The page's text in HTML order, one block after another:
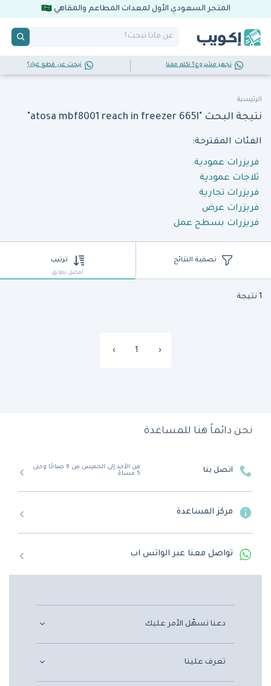
المتجر السعودي الأول لمعدات المطاعم والمقاهي
تجهز مشروع؟ تكلم معنا تبحث عن قطع غيار؟
الرئيسية
نتيجة البحث "atosa mbf8001 reach in freezer 665l"
الفئات المقترحة:
فريزرات عمودية
ثلاجات عمودية
فريزرات تجارية
فريزرات عرض
فريزرات بسطح عمل
تصفية النتائج ترتيب
أفضل تطابق
1 نتيجة
‹
1
›
نحن دائماً هنا للمساعدة
اتصل بنا
من الأحد إلى الخميس من 9 صباحًا وحتى
5 مساءً
مركز المساعدة
تواصل معنا عبر الواتس اب
دعنا نسهّل الأمر عليك
تعرف علينا